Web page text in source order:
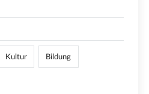
Kultur Bildung